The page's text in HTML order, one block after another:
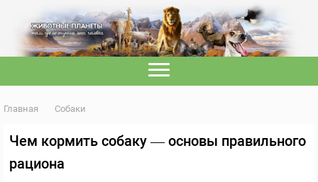
Главная Собаки
Чем кормить собаку — основы правильного
рациона